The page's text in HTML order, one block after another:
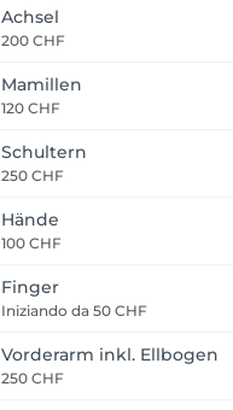
Achsel
200 CHF
Mamillen
120 CHF
Schultern
250 CHF
Hände
100 CHF
Finger
Iniziando da 50 CHF
Vorderarm inkl. Ellbogen
250 CHF